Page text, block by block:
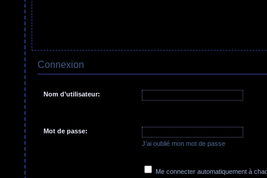
Connexion
Nom d’utilisateur:
Mot de passe:
J’ai oublié mon mot de passe
Me connecter automatiquement à